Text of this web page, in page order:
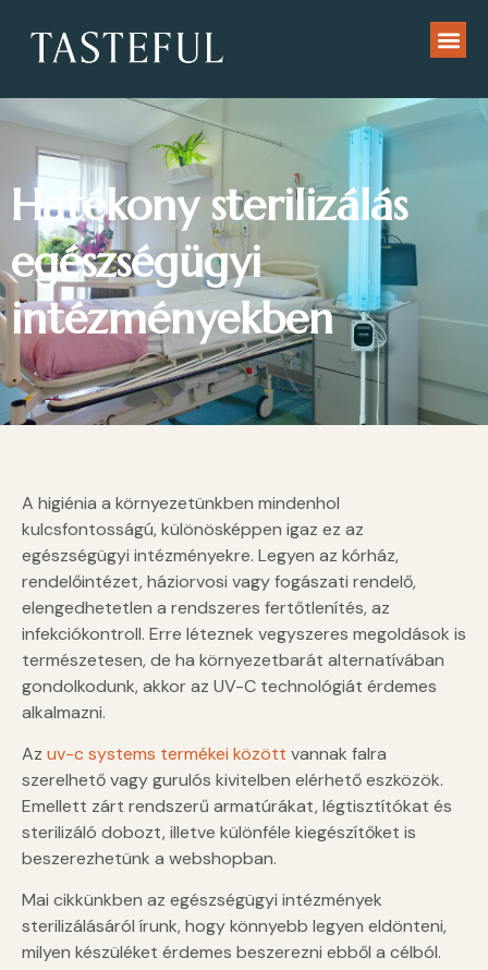
Hatékony sterilizálás
egészségügyi
intézményekben
A higiénia a környezetünkben mindenhol
kulcsfontosságú, különösképpen igaz ez az
egészségügyi intézményekre. Legyen az kórház,
rendelőintézet, háziorvosi vagy fogászati rendelő,
elengedhetetlen a rendszeres fertőtlenítés, az
infekciókontroll. Erre léteznek vegyszeres megoldások is
természetesen, de ha környezetbarát alternatívában
gondolkodunk, akkor az UV-C technológiát érdemes
alkalmazni.
Az uv-c systems termékei között vannak falra
szerelhető vagy gurulós kivitelben elérhető eszközök.
Emellett zárt rendszerű armatúrákat, légtisztítókat és
sterilizáló dobozt, illetve különféle kiegészítőket is
beszerezhetünk a webshopban.
Mai cikkünkben az egészségügyi intézmények
sterilizálásáról írunk, hogy könnyebb legyen eldönteni,
milyen készüléket érdemes beszerezni ebből a célból.